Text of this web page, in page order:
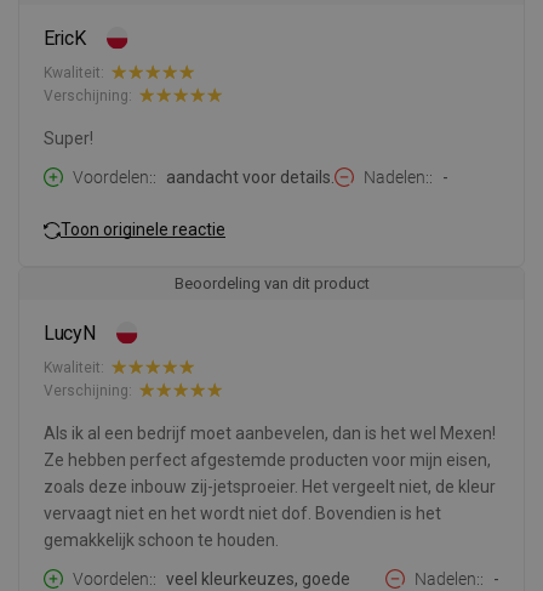
EricK
Kwaliteit:
Verschijning:
Super!
Voordelen:
aandacht voor details. Nadelen: -
Toon originele reactie
Beoordeling van dit product
LucyN
Kwaliteit:
Verschijning:
Als ik al een bedrijf moet aanbevelen, dan is het wel Mexen!
Ze hebben perfect afgestemde producten voor mijn eisen,
zoals deze inbouw zij-jetsproeier. Het vergeelt niet, de kleur
vervaagt niet en het wordt niet dof. Bovendien is het
gemakkelijk schoon te houden.
Voordelen:
veel kleurkeuzes, goede
Nadelen: -